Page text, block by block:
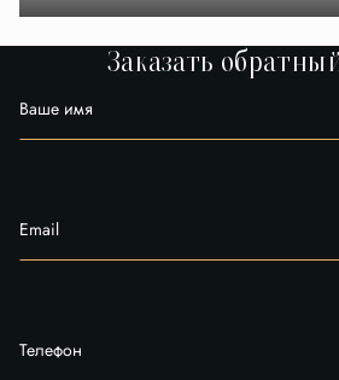
Заказать
Ваше имя
Email
Телефон